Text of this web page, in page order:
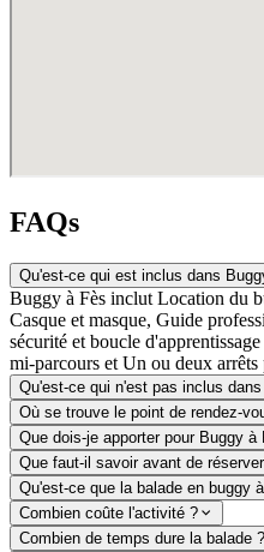
FAQs
Qu'est-ce qui est inclus dans
Buggy à Fès inclut Location du
Casque et masque, Guide
sécurité et boucle
mi-parcours et Un ou deux arrêts
Qu'est-ce qui n'est pas inclus
Où se trouve le point de rendez-
Que dois-je apporter pour Buggy à
Que faut-il savoir avant de
Qu'est-ce que la balade en buggy
Combien coûte l'activité ?
Combien de temps dure la balade ?